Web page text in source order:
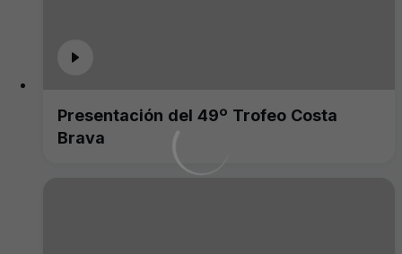
Presentación del 49º Trofeo Costa
Brava